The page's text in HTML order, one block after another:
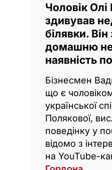
Чоловік Олі
здивував
білявки. Він
домашню
наявність
Бізнесмен
що є
української
Полякової,
поведінку у
відомо з
на YouTube-